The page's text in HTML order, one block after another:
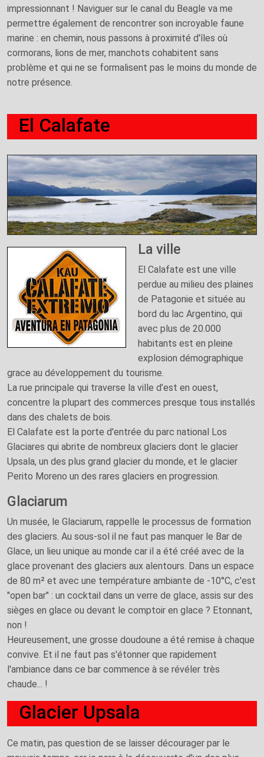
impressionnant ! Naviguer sur le canal du Beagle va me
permettre également de rencontrer son incroyable faune
marine : en chemin, nous passons à proximité d'îles où
cormorans, lions de mer, manchots cohabitent sans
problème et qui ne se formalisent pas le moins du monde de
notre présence.
El Calafate
La ville
El Calafate est une ville
perdue au milieu des plaines
de Patagonie et située au
bord du lac Argentino, qui
avec plus de 20.000
habitants est en pleine
explosion démographique
grace au développement du tourisme.
La rue principale qui traverse la ville d’est en ouest,
concentre la plupart des commerces presque tous installés
dans des chalets de bois.
El Calafate est la porte d'entrée du parc national Los
Glaciares qui abrite de nombreux glaciers dont le glacier
Upsala, un des plus grand glacier du monde, et le glacier
Perito Moreno un des rares glaciers en progression.
Glaciarum
Un musée, le Glaciarum, rappelle le processus de formation
des glaciers. Au sous-sol il ne faut pas manquer le Bar de
Glace, un lieu unique au monde car il a été créé avec de la
glace provenant des glaciers aux alentours. Dans un espace
de 80 m² et avec une température ambiante de -10°C, c'est
"open bar" : un cocktail dans un verre de glace, assis sur des
sièges en glace ou devant le comptoir en glace ? Etonnant,
non !
Heureusement, une grosse doudoune a été remise à chaque
convive. Et il ne faut pas s'étonner que rapidement
l'ambiance dans ce bar commence à se révéler très
chaude... !
Glacier Upsala
Ce matin, pas question de se laisser décourager par le